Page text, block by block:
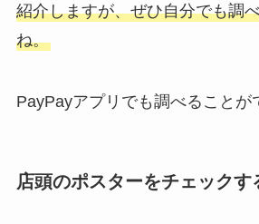
紹介しますが、ぜひ自分でも調
ね。
PayPayアプリでも調べることが
店頭のポスターをチェックす